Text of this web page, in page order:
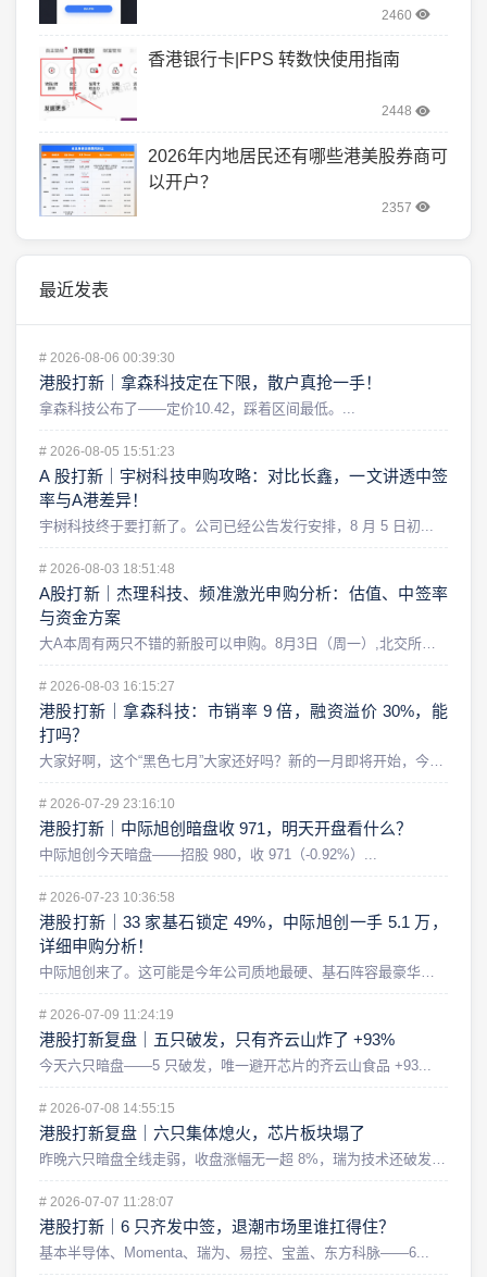
2460
香港银行卡|FPS 转数快使用指南
2448
2026年内地居民还有哪些港美股券商可
以开户？
2357
最近发表
# 2026-08-06 00:39:30
港股打新｜拿森科技定在下限，散户真抢一手！
拿森科技公布了——定价10.42，踩着区间最低。...
# 2026-08-05 15:51:23
A 股打新｜宇树科技申购攻略：对比长鑫，一文讲透中签
率与A港差异！
宇树科技终于要打新了。公司已经公告发行安排，8 月 5 日初...
# 2026-08-03 18:51:48
A股打新｜杰理科技、频准激光申购分析：估值、中签率
与资金方案
大A本周有两只不错的新股可以申购。8月3日（周一）,北交所的...
# 2026-08-03 16:15:27
港股打新｜拿森科技：市销率 9 倍，融资溢价 30%，能
打吗？
大家好啊，这个“黑色七月”大家还好吗？新的一月即将开始，今天...
# 2026-07-29 23:16:10
港股打新｜中际旭创暗盘收 971，明天开盘看什么？
中际旭创今天暗盘——招股 980，收 971（-0.92%）...
# 2026-07-23 10:36:58
港股打新｜33 家基石锁定 49%，中际旭创一手 5.1 万，
详细申购分析！
中际旭创来了。这可能是今年公司质地最硬、基石阵容最豪华，同时...
# 2026-07-09 11:24:19
港股打新复盘｜五只破发，只有齐云山炸了 +93%
今天六只暗盘——5 只破发，唯一避开芯片的齐云山食品 +93...
# 2026-07-08 14:55:15
港股打新复盘｜六只集体熄火，芯片板块塌了
# 2026-07-07 11:28:07
港股打新｜6 只齐发中签，退潮市场里谁扛得住？
基本半导体、Momenta、瑞为、易控、宝盖、东方科脉——6...